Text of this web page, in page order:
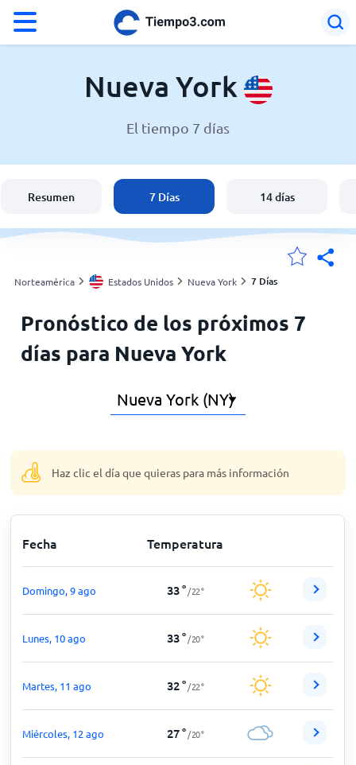
El clima en Nueva York
España
Argentina
Mis ubicaciones
Nueva York
El tiempo 7 días
Resumen 7 Días 14 días
Norteamérica Estados Unidos Nueva York 7 Días
Pronóstico de los próximos 7
días para Nueva York
Haz clic el día que quieras para más información
Fecha Temperatura
Domingo, 9 ago 33° /22°
Lunes, 10 ago 33° /20°
Martes, 11 ago 32° /22°
Miércoles, 12 ago 27° /20°